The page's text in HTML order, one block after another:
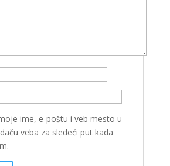
ime, e-poštu i veb mesto u
veba za sledeći put kada